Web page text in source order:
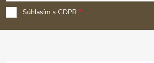
p
ä
Súhlasím s GDPR